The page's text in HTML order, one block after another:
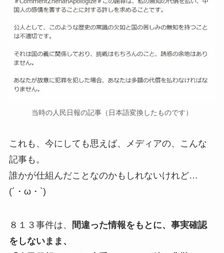
当時の人民日報の記事（日本語変換したものです）
これも、今にしても思えば、メディアの、こんな
記事も。
誰かが仕組んだことなのかもしれないけれど…
(´・ω・`)
８１３事件は、
間違った情報をもとに、事実確認
をしないまま、